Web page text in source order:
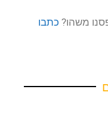
משהו? כתבו